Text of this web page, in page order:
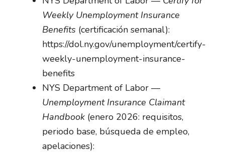
Weekly Unemployment Insurance
Benefits (certificación semanal):
https://dol.ny.gov/unemployment/certify-
weekly-unemployment-insurance-
benefits
NYS Department of Labor —
Unemployment Insurance Claimant
Handbook (enero 2026: requisitos,
periodo base, búsqueda de empleo,
apelaciones):